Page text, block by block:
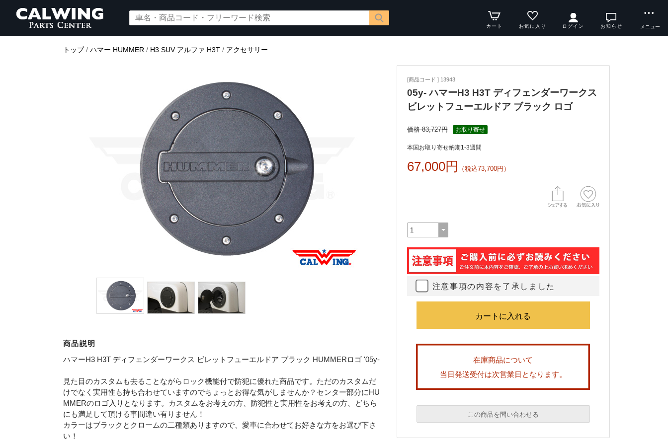
カート お気に入り ログイン お知らせ メニュー
トップ/ ハマー HUMMER / H3 SUV アルファ H3T / アクセサリー
商品説明
ハマーH3 H3T ディフェンダーワークス ビレットフューエルドア ブラック HUMMERロゴ '05y-
見た目のカスタムも去ることながらロック機能付で防犯に優れた商品です。ただのカスタムだ
けでなく実用性も持ち合わせていますのでちょっとお得な気がしませんか？センター部分にHU
MMERのロゴ入りとなります。カスタムをお考えの方、防犯性と実用性をお考えの方、どちら
にも満足して頂ける事間違い有りません！
カラーはブラックとクロームの二種類ありますので、愛車に合わせてお好きな方をお選び下さ
い！
[商品コード ] 13943
05y- ハマーH3 H3T ディフェンダーワークス
ビレットフューエルドア ブラック ロゴ
価格 83,727円 お取り寄せ
本国お取り寄せ納期1-3週間
67,000円 （税込73,700円）
注意事項の内容を了承しました
在庫商品について
当日発送受付は次営業日となります。
この商品を問い合わせる